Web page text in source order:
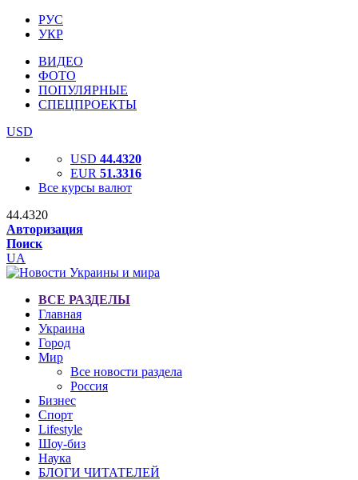
РУС
УКР
ВИДЕО
ФОТО
ПОПУЛЯРНЫЕ
СПЕЦПРОЕКТЫ
USD
USD 44.4320
EUR 51.3316
Все курсы валют
44.4320
Авторизация
Поиск
UA
ВСЕ РАЗДЕЛЫ
Главная
Украина
Город
Мир
Все новости раздела
Россия
Бизнес
Спорт
Lifestyle
Шоу-биз
Наука
БЛОГИ ЧИТАТЕЛЕЙ